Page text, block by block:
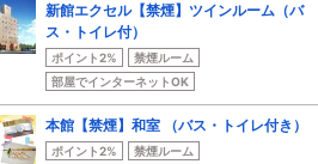
新館エクセル【禁煙】ツインルーム（バ
ス・トイレ付）
ポイント2%
禁煙ルーム
部屋でインターネットOK
本館【禁煙】和室 （バス・トイレ付き）
ポイント2%
禁煙ルーム